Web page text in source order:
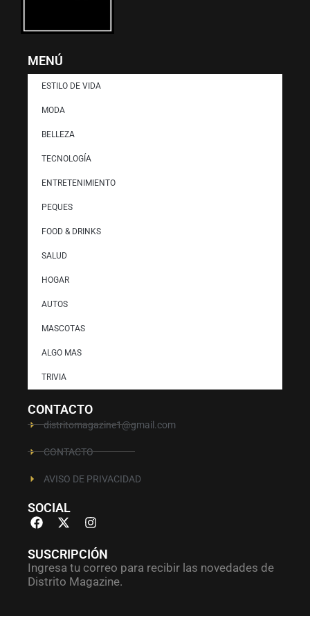
MENÚ
ESTILO DE VIDA
MODA
BELLEZA
TECNOLOGÍA
ENTRETENIMIENTO
PEQUES
FOOD & DRINKS
SALUD
HOGAR
AUTOS
MASCOTAS
ALGO MAS
TRIVIA
CONTACTO
distritomagazine1@gmail.com
CONTACTO
AVISO DE PRIVACIDAD
SOCIAL
SUSCRIPCIÓN
Ingresa tu correo para recibir las novedades de
Distrito Magazine.